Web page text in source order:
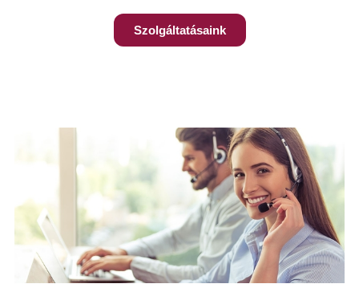
Szolgáltatásaink